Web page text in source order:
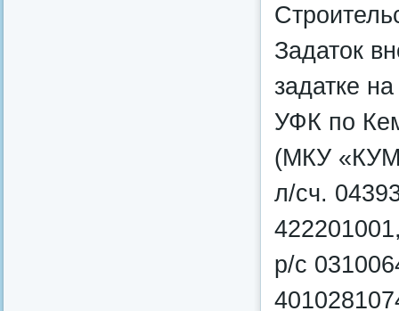
Задаток
задатке
УФК по
(МКУ
л/сч.
р/с